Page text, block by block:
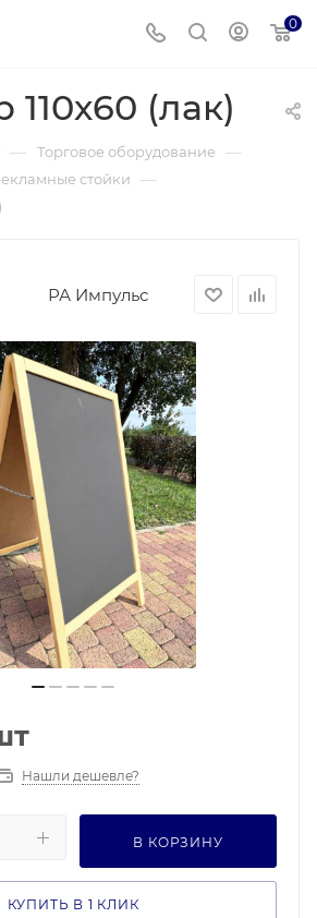
0
(лак)
— Торговое оборудование —
стойки —
РА Импульс
Нашли дешевле?
В КОРЗИНУ
КУПИТЬ В 1 КЛИК